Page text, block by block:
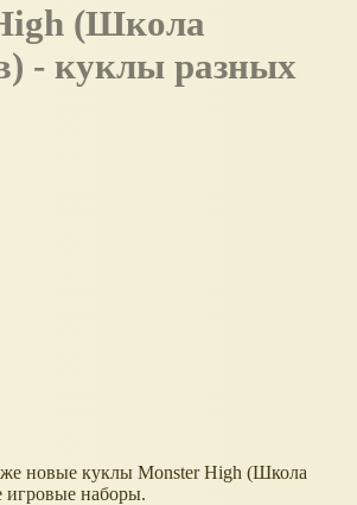
- куклы разных
новые куклы Monster High (Школа
игровые наборы.